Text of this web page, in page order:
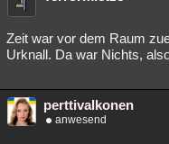
Zeit war vor dem Raum
Urknall. Da war Nichts,
perttivalkonen
anwesend